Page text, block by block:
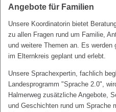
Angebote für Familien
Unsere Koordinatorin bietet
zu allen Fragen rund um Familie,
und weitere Themen an. Es
im Elternkreis geplant und erlebt.
Unsere Sprachexpertin, fachlich
Landesprogramm "Sprache 2.0",
Halmerweg zusätzliche Angebote,
und Geschichten rund um Sprache